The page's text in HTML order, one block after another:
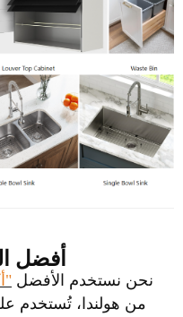
1. أفضل
نحن نستخدم الأفضل
من هولندا، تُستخدم